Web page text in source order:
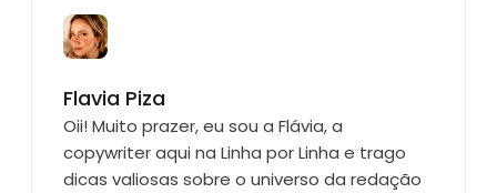
Flavia Piza
Oii! Muito prazer, eu sou a Flávia, a
copywriter aqui na Linha por Linha e trago
dicas valiosas sobre o universo da redação